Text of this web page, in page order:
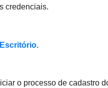
credenciais.
.
o processo de cadastro